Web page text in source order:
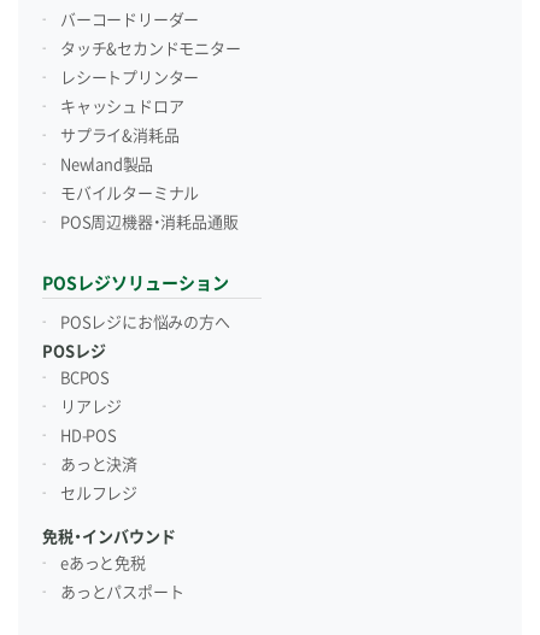
バーコードリーダー
タッチ&セカンドモニター
レシートプリンター
キャッシュドロア
サプライ&消耗品
Newland製品
モバイルターミナル
POS周辺機器・消耗品通販
POSレジソリューション
POSレジにお悩みの方へ
POSレジ
BCPOS
リアレジ
HD-POS
あっと決済
セルフレジ
免税・インバウンド
eあっと免税
あっとパスポート